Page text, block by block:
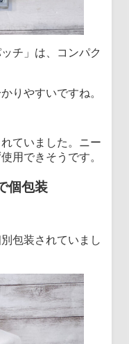
チ」は、コンパク
りやすいですね。
ていました。ニー
用できそうです。
個包装
包装されていまし